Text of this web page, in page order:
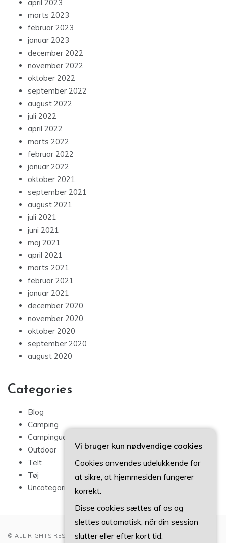
april 2023
marts 2023
februar 2023
januar 2023
december 2022
november 2022
oktober 2022
september 2022
august 2022
juli 2022
april 2022
marts 2022
februar 2022
januar 2022
oktober 2021
september 2021
august 2021
juli 2021
juni 2021
maj 2021
april 2021
marts 2021
februar 2021
januar 2021
december 2020
november 2020
oktober 2020
september 2020
august 2020
Categories
Blog
Camping
Campingudstyr
Outdoor
Telt
Tøj
Uncategorized
© ALL RIGHTS RESERVED 2022
Vi bruger kun nødvendige cookies
Cookies anvendes udelukkende for
at sikre, at hjemmesiden fungerer
korrekt.
Disse cookies sættes af os og
slettes automatisk, når din session
slutter eller efter kort tid.